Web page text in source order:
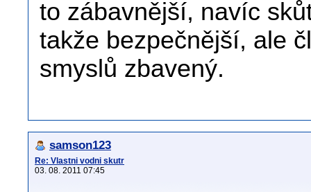
to zábavnější, navíc
takže bezpečnější, ale
smyslů zbavený.
samson123
Re: Vlastni vodni skutr
03. 08. 2011 07:45